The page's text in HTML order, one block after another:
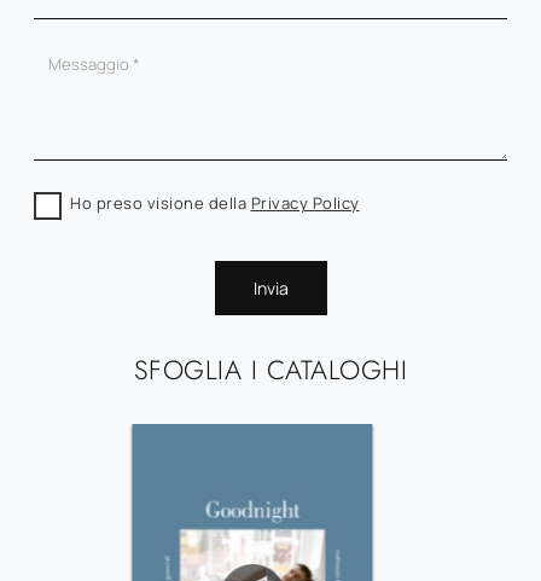
SFOGLIA I CATALOGHI
Ho preso visione della Privacy Policy
Invia